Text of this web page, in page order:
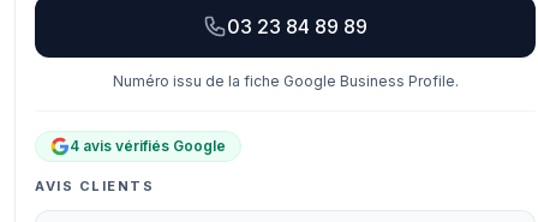
03 23 84 89 89
Numéro issu de la fiche Google Business Profile.
4 avis vérifiés Google
AVIS CLIENTS